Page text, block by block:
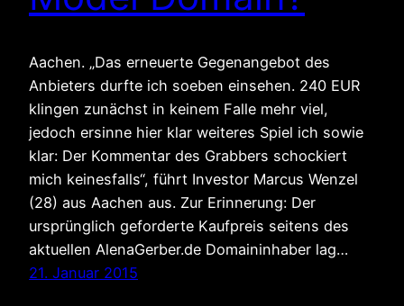
Aachen. „Das erneuerte Gegenangebot des
Anbieters durfte ich soeben einsehen. 240 EUR
klingen zunächst in keinem Falle mehr viel,
jedoch ersinne hier klar weiteres Spiel ich sowie
klar: Der Kommentar des Grabbers schockiert
mich keinesfalls“, führt Investor Marcus Wenzel
(28) aus Aachen aus. Zur Erinnerung: Der
ursprünglich geforderte Kaufpreis seitens des
aktuellen AlenaGerber.de Domaininhaber lag…
21. Januar 2015